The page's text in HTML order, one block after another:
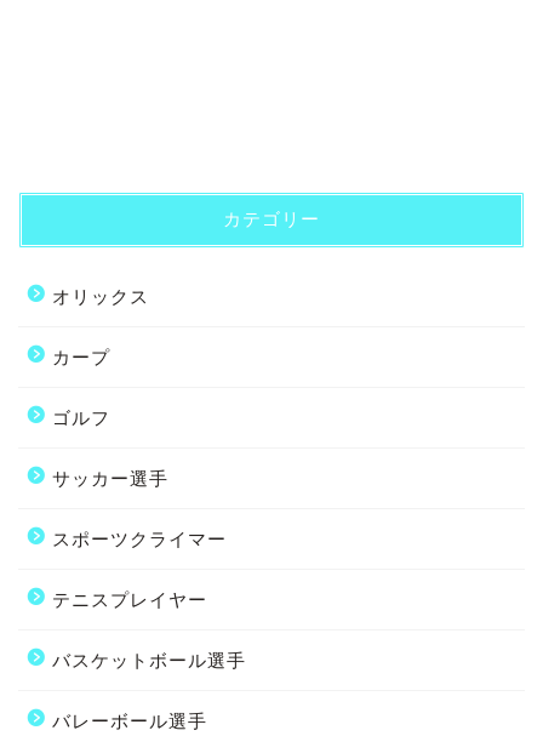
カテゴリー
オリックス
カープ
ゴルフ
サッカー選手
スポーツクライマー
テニスプレイヤー
バスケットボール選手
バレーボール選手